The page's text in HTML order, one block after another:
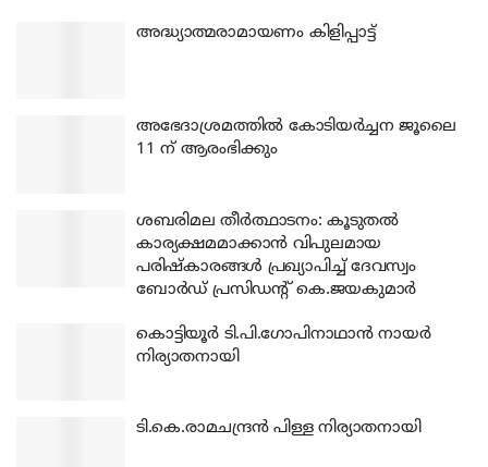
അദ്ധ്യാത്മരാമായണം കിളിപ്പാട്ട്
അഭേദാശ്രമത്തില്‍ കോടിയര്‍ച്ചന ജൂലൈ
11 ന് ആരംഭിക്കും
ശബരിമല തീര്‍ത്ഥാടനം: കൂടുതല്‍
കാര്യക്ഷമമാക്കാന്‍ വിപുലമായ
പരിഷ്‌കാരങ്ങള്‍ പ്രഖ്യാപിച്ച് ദേവസ്വം
ബോര്‍ഡ് പ്രസിഡന്റ് കെ.ജയകുമാര്‍
കൊട്ടിയൂര്‍ ടി.പി.ഗോപിനാഥാന്‍ നായര്‍
നിര്യാതനായി
ടി.കെ.രാമചന്ദ്രന്‍ പിള്ള നിര്യാതനായി